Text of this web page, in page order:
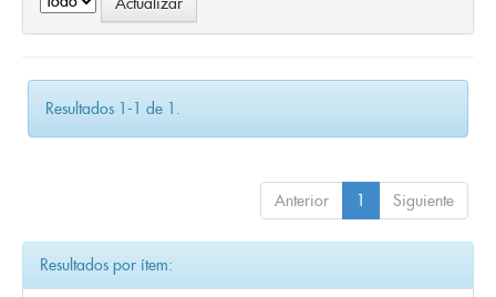
Resultados 1-1 de 1.
Anterior 1 Siguiente
Resultados por ítem: